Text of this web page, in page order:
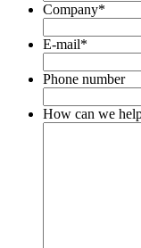
Company*
E-mail*
Phone number
How can we